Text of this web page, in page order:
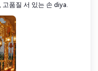
품질 서 있는 손 diya.